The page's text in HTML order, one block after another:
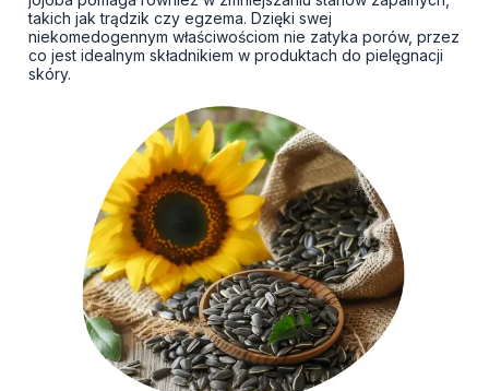
takich jak trądzik czy egzema. Dzięki swej
niekomedogennym właściwościom nie zatyka porów, przez
co jest idealnym składnikiem w produktach do pielęgnacji
skóry.